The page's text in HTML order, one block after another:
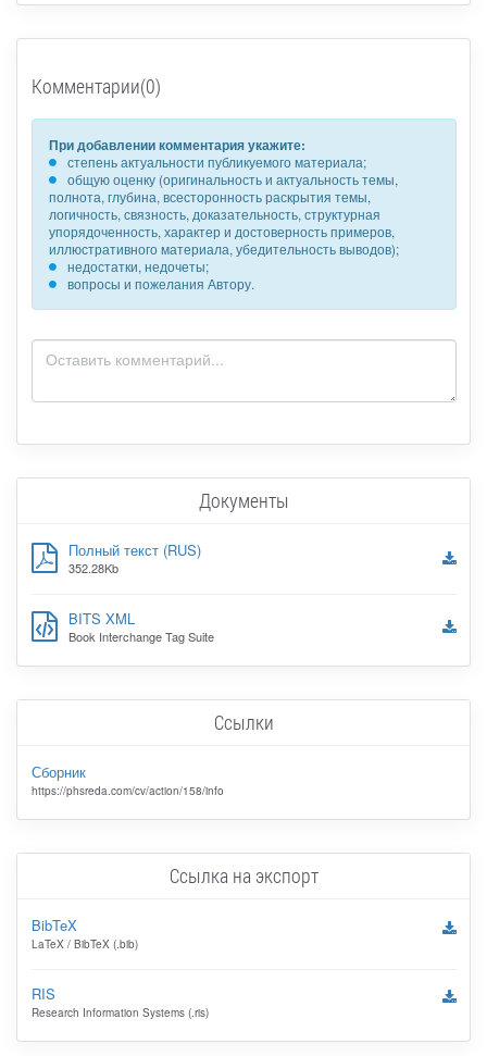
Комментарии(0)
При добавлении комментария укажите:
степень актуальности публикуемого материала;
общую оценку (оригинальность и актуальность темы,
полнота, глубина, всесторонность раскрытия темы,
логичность, связность, доказательность, структурная
упорядоченность, характер и достоверность примеров,
иллюстративного материала, убедительность выводов);
недостатки, недочеты;
вопросы и пожелания Автору.
Документы
Полный текст (RUS)
352.28Kb
BITS XML
Book Interchange Tag Suite
Ссылки
Сборник
https://phsreda.com/cv/action/158/info
Ссылка на экспорт
BibTeX
LaTeX / BibTeX (.bib)
RIS
Research Information Systems (.ris)